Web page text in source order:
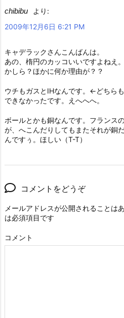
chibibu
より:
2009年12月6日 6:21 PM
キャデラックさんこんばんは。
あの、楕円のカッコいいですよねえ
かしら？ほかに何か理由が？？
ウチもガスとIHなんです。←どちら
できなかったです。えへへへ。
ボールとかも銅なんです。フランス
が、へこんだりしてもまたそれが銅
んですぅ。ほしい（T-T）
コメントをどうぞ
メールアドレスが公開されることは
は必須項目です
コメント